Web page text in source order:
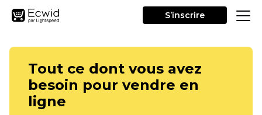
S’inscrire
Tout ce dont vous avez
besoin pour vendre en
ligne